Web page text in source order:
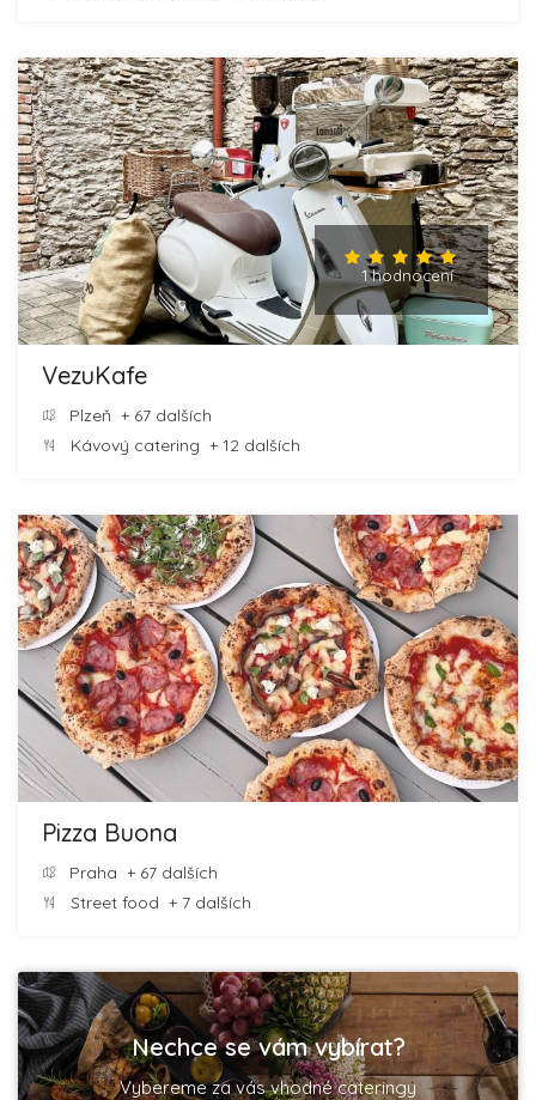
1 hodnocení
VezuKafe
Plzeň + 67 dalších
Kávový catering + 12 dalších
Pizza Buona
Praha + 67 dalších
Street food + 7 dalších
Nechce se vám vybírat?
Vybereme za vás vhodné cateringy